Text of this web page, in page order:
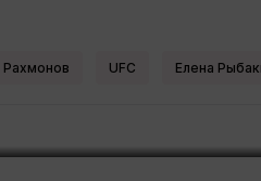
UFC Елена
фанатов на